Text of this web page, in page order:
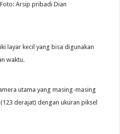
Arsip pribadi Dian
layar kecil yang bisa digunakan
waktu.
utama yang masing-masing
derajat) dengan ukuran piksel